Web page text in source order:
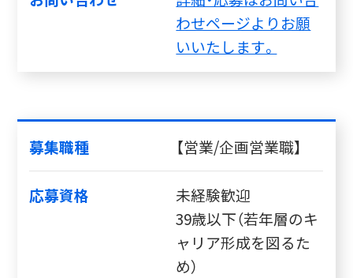
わせページよりお願
いいたします。
募集職種 【営業/企画営業職】
応募資格
未経験歓迎
39歳以下（若年層のキ
ャリア形成を図るた
め）